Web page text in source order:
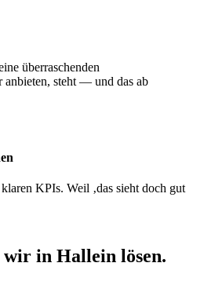
überraschenden
anbieten, steht — und das ab
KPIs. Weil ‚das sieht doch gut
wir in Hallein lösen.